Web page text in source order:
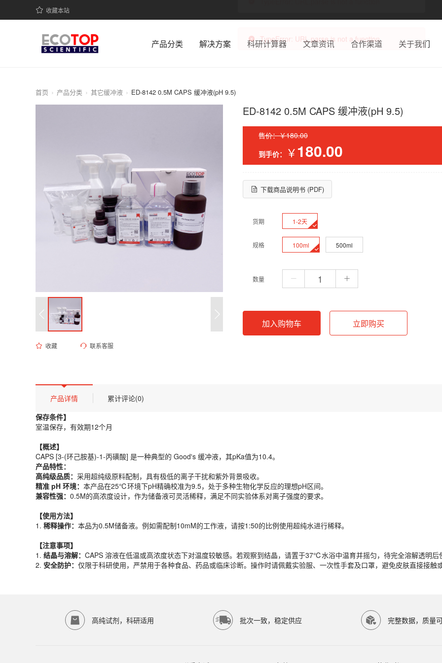
收藏本站
产品分类 解决方案 科研计算器 文章资讯 合作渠道 关于我们
首页 产品分类 其它缓冲液 ED-8142 0.5M CAPS 缓冲液(pH 9.5)
收藏 联系客服
ED-8142 0.5M CAPS 缓冲液(pH 9.5)
售价：￥180.00
到手价：
￥180.00
下载商品说明书 (PDF)
货期 1-2天
规格 100ml 500ml
数量
加入购物车 立即购买
产品描述
保存条件】
室温保存，有效期12个月
【概述】
产品特性：
高纯级品质：采用超纯级原料配制，具有极低的离子干扰和紫外背景吸收。
精准 pH 环境：
本产品在25℃环境下pH精确校准为9.5，处于多种生物化学反应的理想pH区间。
兼容性强：0.5M的高浓度设计，作为储备液可灵活稀释，满足不同实验体系对离子强度的要求。
【使用方法 】
【注意事项】
2.安全防护：
产品规格
货期
1-2天
产品详情
累计评论(0)
保存条件】
室温保存，有效期12个月
【概述】
CAPS [3-(环己胺基)-1-丙磺酸] 是一种典型的 Good's 缓冲液，其pKa值为10.4。
产品特性：
高纯级品质： 采用超纯级原料配制，具有极低的离子干扰和紫外背景吸收。
精准 pH 环境： 本产品在25℃环境下pH精确校准为9.5，处于多种生物化学反应的理想pH区间。
兼容性强： 0.5M的高浓度设计，作为储备液可灵活稀释，满足不同实验体系对离子强度的要求。
【使用方法】
1. 稀释操作： 本品为0.5M储备液。例如需配制10mM的工作液，请按1:50的比例使用超纯水进行稀释。
【注意事项】
1. 结晶与溶解： CAPS 溶液在低温或高浓度状态下对温度较敏感。若观察到结晶，请置于37℃水浴中温育并摇匀，待完全溶解透明后
2. 安全防护： 仅限于科研使用，严禁用于各种食品、药品或临床诊断。操作时请佩戴实验服、一次性手套及口罩，避免皮肤直接接触
高纯试剂，科研适用 批次一致，稳定供应 完整数据，质量